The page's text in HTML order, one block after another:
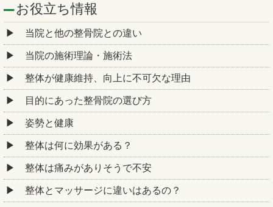
お役立ち情報
当院と他の整骨院との違い
当院の施術理論・施術法
整体が健康維持、向上に不可欠な理由
目的にあった整骨院の選び方
姿勢と健康
整体は何に効果がある？
整体は痛みがありそうで不安
整体とマッサージに違いはあるの？